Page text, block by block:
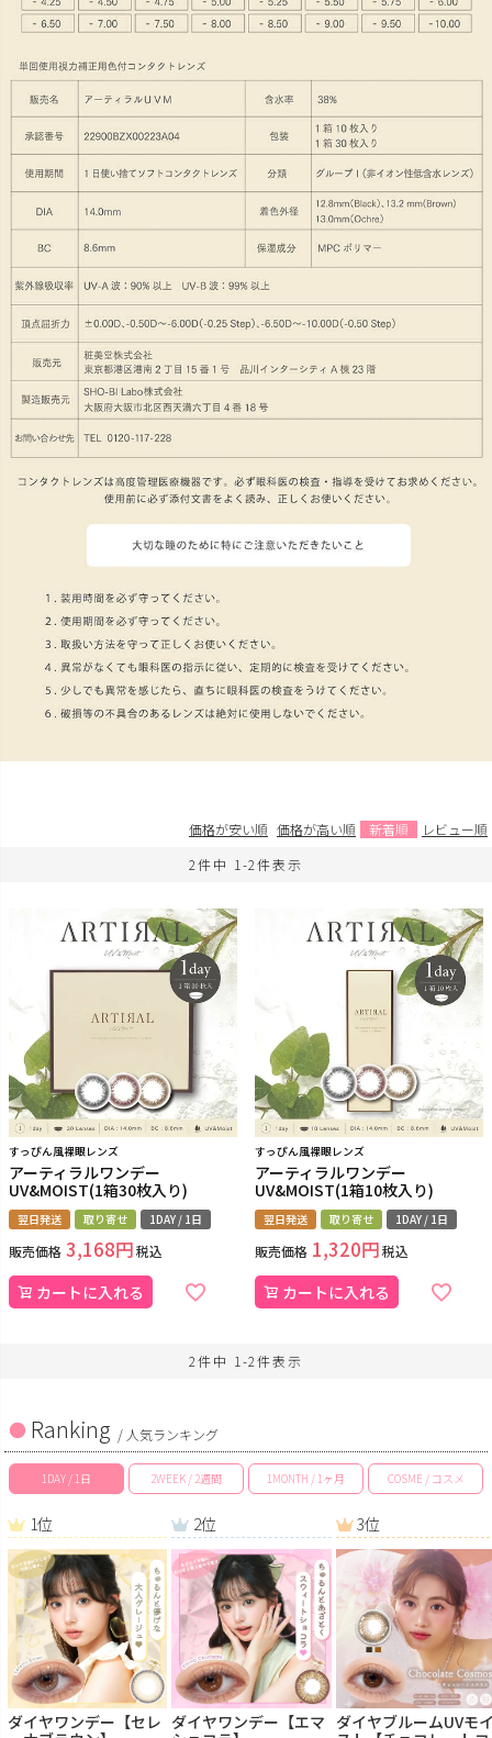
価格が安い順 価格が高い順 新着順
レビュー順
2件中 1 -2件表示
すっぴん風裸眼レンズ
アーティラルワンデー
UV&MOIST(1箱30枚入り)
翌日発送 取り寄せ 1DAY / 1日
販売価格 3,168 税込
カートに入れる
すっぴん風裸眼レンズ
アーティラルワンデー
UV&MOIST(1箱10枚入り)
翌日発送 取り寄せ 1DAY / 1日
販売価格 1,320 税込
カートに入れる
2件中 1 -2件表示
Ranking / 人気ランキング
1DAY / 1日 2WEEK / 2週間 1MONTH / 1ヶ月 COSME / コスメ
1位
ダイヤワンデー【セレ
2位
ダイヤワンデー【エマ
3位
ダイヤブルームUVモ